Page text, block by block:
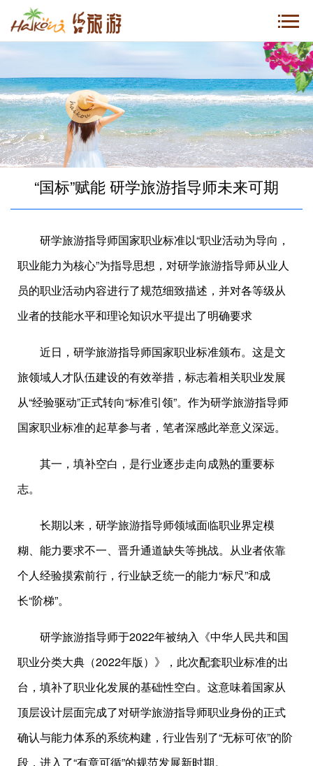
“国标”赋能 研学旅游指导师未来可期
研学旅游指导师国家职业标准以“职业活动为导向，
职业能力为核心”为指导思想，对研学旅游指导师从业人
员的职业活动内容进行了规范细致描述，并对各等级从
业者的技能水平和理论知识水平提出了明确要求
近日，研学旅游指导师国家职业标准颁布。这是文
旅领域人才队伍建设的有效举措，标志着相关职业发展
从“经验驱动”正式转向“标准引领”。作为研学旅游指导师
国家职业标准的起草参与者，笔者深感此举意义深远。
其一，填补空白，是行业逐步走向成熟的重要标
志。
长期以来，研学旅游指导师领域面临职业界定模
糊、能力要求不一、晋升通道缺失等挑战。从业者依靠
个人经验摸索前行，行业缺乏统一的能力“标尺”和成
长“阶梯”。
研学旅游指导师于2022年被纳入《中华人民共和国
职业分类大典（2022年版）》，此次配套职业标准的出
台，填补了职业化发展的基础性空白。这意味着国家从
顶层设计层面完成了对研学旅游指导师职业身份的正式
确认与能力体系的系统构建，行业告别了“无标可依”的阶
段，进入了“有章可循”的规范发展新时期。